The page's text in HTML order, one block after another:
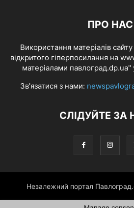
ПРО НАС
Використання матеріалів
відкритого гіперпосилання на
матеріалами
Зв'язатися з нами:
СЛІДУЙТЕ ЗА
Незалежний портал